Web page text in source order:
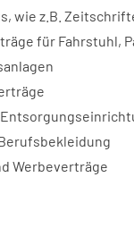
wie z.B.
für Fahrstuhl,
Werbeverträge